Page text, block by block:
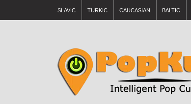
SLAVIC TURKIC CAUCASIAN BALTIC